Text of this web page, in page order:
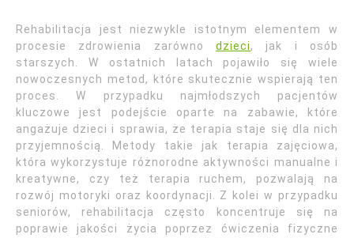
Rehabilitacja jest niezwykle istotnym elementem w
procesie zdrowienia zarówno dzieci, jak i osób
starszych. W ostatnich latach pojawiło się wiele
nowoczesnych metod, które skutecznie wspierają ten
proces. W przypadku najmłodszych pacjentów
kluczowe jest podejście oparte na zabawie, które
angażuje dzieci i sprawia, że terapia staje się dla nich
przyjemnością. Metody takie jak terapia zajęciowa,
która wykorzystuje różnorodne aktywności manualne i
kreatywne, czy też terapia ruchem, pozwalają na
rozwój motoryki oraz koordynacji. Z kolei w przypadku
seniorów, rehabilitacja często koncentruje się na
poprawie jakości życia poprzez ćwiczenia fizyczne